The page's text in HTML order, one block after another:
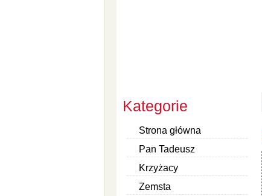
Kategorie
Strona główna
Pan Tadeusz
Krzyżacy
Zemsta